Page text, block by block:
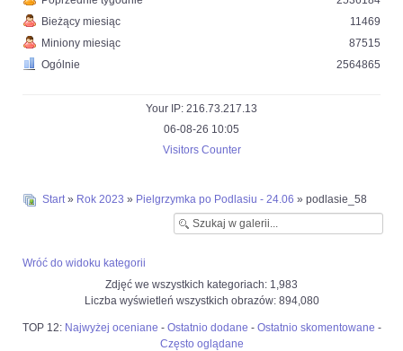
Bieżący miesiąc
Miniony miesiąc
Ogólnie
11469
87515
2564865
Your IP: 216.73.217.13
06-08-26 10:05
Visitors Counter
Start» Rok 2023 » Pielgrzymka po Podlasiu - 24.06 » podlasie_58
Wróć do widoku kategorii
Zdjęć we wszystkich kategoriach: 1,983
Liczba wyświetleń wszystkich obrazów: 894,080
TOP 12: Najwyżej oceniane - Ostatnio dodane - Ostatnio skomentowane -
Często oglądane